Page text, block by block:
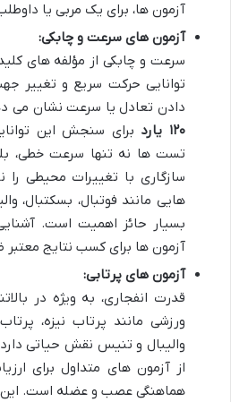
آزمون ها، برای یک مربی یا
آزمون های سرعت و چابکی:
سرعت و چابکی از مؤلفه های
توانایی حرکت سریع و تغییر
دادن تعادل یا سرعت نشان می
۱۲۰ یارد
برای سنجش این
تست ها نه تنها سرعت خطی،
سازگاری با تغییرات محیطی
هایی مانند فوتبال، بسکتبال،
بسیار حائز اهمیت است.
آزمون ها برای کسب نتایج
آزمون های پرتابی:
قدرت انفجاری، به ویژه در
ورزشی مانند پرتاب نیزه،
والیبال و تنیس نقش حیاتی
از آزمون های متداول برای
هماهنگی عصب و عضله است. این